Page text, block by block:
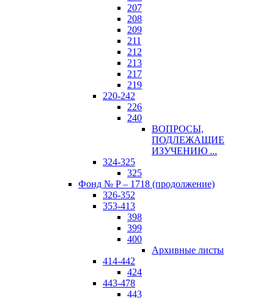
207
208
209
211
212
213
217
219
220-242
226
240
ВОПРОСЫ,
ПОДЛЕЖАЩИЕ
ИЗУЧЕНИЮ ...
324-325
325
Фонд № P – 1718 (продолжение)
326-352
353-413
398
399
400
Архивные листы
414-442
424
443-478
443